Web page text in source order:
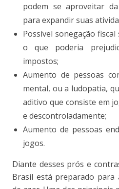
podem se aproveitar
para expandir suas
Possível sonegação
o que poderia
impostos;
Aumento de pessoas
mental, ou a ludopatia,
aditivo que consiste em
e descontroladamente;
Aumento de pessoas
jogos.
Diante desses prós e
Brasil está preparado para